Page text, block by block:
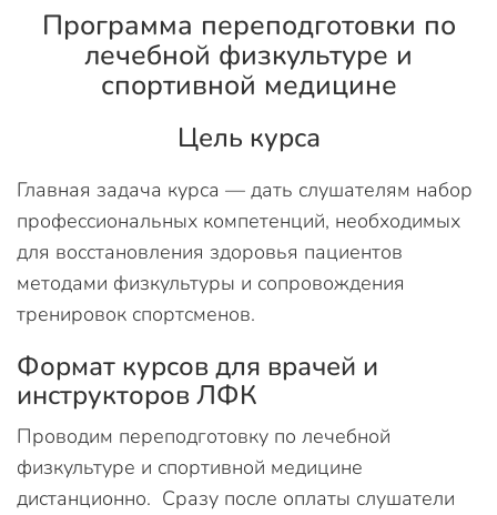
Программа переподготовки по
лечебной физкультуре и
спортивной медицине
Цель курса
Главная задача курса — дать слушателям набор
профессиональных компетенций, необходимых
для восстановления здоровья пациентов
методами физкультуры и сопровождения
тренировок спортсменов.
Формат курсов для врачей и
инструкторов ЛФК
Проводим переподготовку по лечебной
физкультуре и спортивной медицине
дистанционно. Сразу после оплаты слушатели